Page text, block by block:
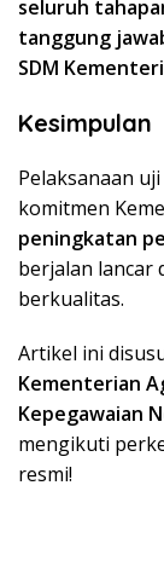
seluruh
tanggung
SDM
Kesimpulan
Pelaksanaan
komitmen
peningkatan
berjalan lancar
berkualitas.
Artikel ini
Kementerian
Kepegawaian
mengikuti
resmi!